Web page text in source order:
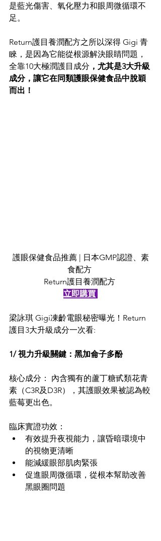
是藍光傷害、氧化壓力和眼周微循環不
足。
Return護目養潤配方之所以深得 Gigi 青
睞，是因為它能從根源解決眼睛問題，
全靠10大極潤護目成分 ，尤其是3大升級
成分，讓它在同類護眼保健食品中脫穎
而出！
護眼保健食品推薦 | 日本GMP認證、素
食配方
Return護目養潤配方
立即購買
梁詠琪 Gigi凍齡電眼秘密曝光！Return
護目3大升級成分一次看:
1/ 視力升級關鍵：黑加侖子多酚
核心成分： 內含獨有的蘆丁糖甙類花青
素（C3R及D3R），其護眼效果被認為較
藍莓更出色。
臨床實證功效：
有效提升夜視能力，讓昏暗環境中
的視物更清晰
能減緩眼部肌肉緊張
促進眼周微循環，從根本幫助改善
黑眼圈問題